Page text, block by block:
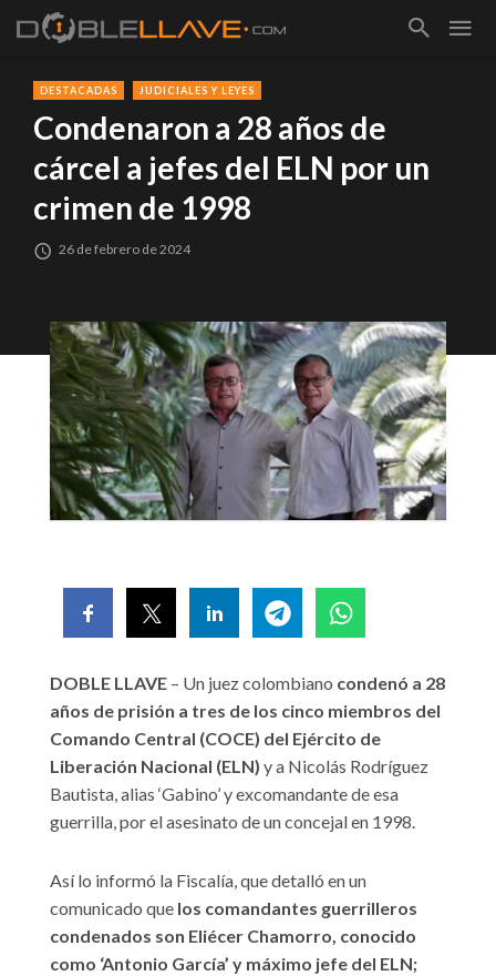
DESTACADAS JUDICIALES Y LEYES
Condenaron a 28 años de
cárcel a jefes del ELN por un
crimen de 1998
26 de febrero de 2024
DOBLE LLAVE – Un juez colombiano condenó a 28
años de prisión a tres de los cinco miembros del
Comando Central (COCE) del Ejército de
Liberación Nacional (ELN) y a Nicolás Rodríguez
Bautista, alias ‘Gabino’ y excomandante de esa
guerrilla, por el asesinato de un concejal en 1998.
Así lo informó la Fiscalía, que detalló en un
comunicado que los comandantes guerrilleros
condenados son Eliécer Chamorro, conocido
como ‘Antonio García’ y máximo jefe del ELN;